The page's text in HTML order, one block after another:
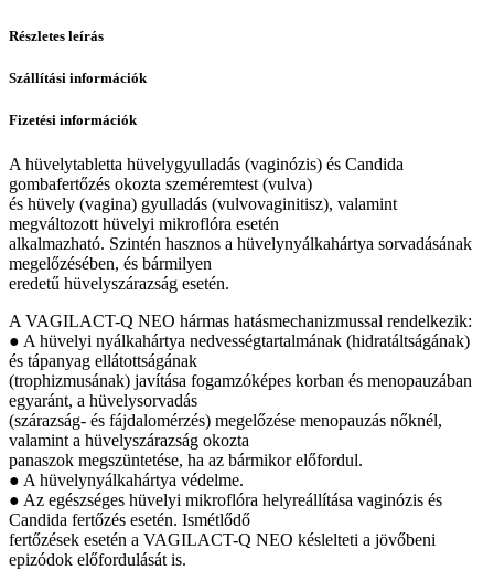
Részletes leírás
Szállítási információk
Fizetési információk
A hüvelytabletta hüvelygyulladás (vaginózis) és Candida
gombafertőzés okozta szeméremtest (vulva)
és hüvely (vagina) gyulladás (vulvovaginitisz), valamint
megváltozott hüvelyi mikroflóra esetén
alkalmazható. Szintén hasznos a hüvelynyálkahártya sorvadásának
megelőzésében, és bármilyen
eredetű hüvelyszárazság esetén.
A VAGILACT-Q NEO hármas hatásmechanizmussal rendelkezik:
● A hüvelyi nyálkahártya nedvességtartalmának (hidratáltságának)
és tápanyag ellátottságának
(trophizmusának) javítása fogamzóképes korban és menopauzában
egyaránt, a hüvelysorvadás
(szárazság- és fájdalomérzés) megelőzése menopauzás nőknél,
valamint a hüvelyszárazság okozta
panaszok megszüntetése, ha az bármikor előfordul.
● A hüvelynyálkahártya védelme.
● Az egészséges hüvelyi mikroflóra helyreállítása vaginózis és
Candida fertőzés esetén. Ismétlődő
fertőzések esetén a VAGILACT-Q NEO késlelteti a jövőbeni
epizódok előfordulását is.